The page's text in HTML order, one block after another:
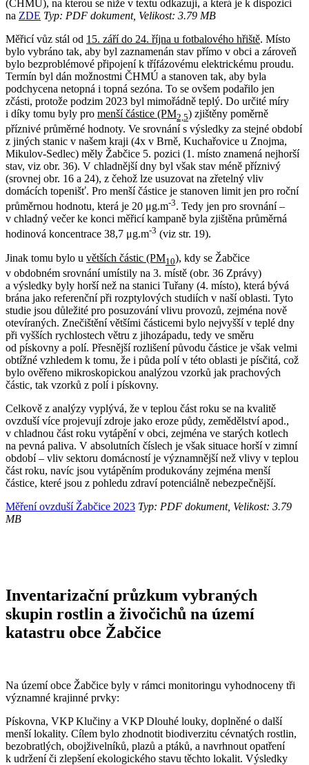
(ČHMÚ), na kterou se níže v textu odkazuji, a která je k dispozici
na ZDE Typ: PDF dokument, Velikost: 3.79 MB
Měřicí vůz stál od 15. září do 24. října u fotbalového hřiště. Místo
bylo vybráno tak, aby byl zaznamenán stav přímo v obci a zároveň
bylo bezproblémové připojení k třífázovému elektrickému proudu.
Termín byl dán možnostmi ČHMÚ a stanoven tak, aby byla
podchycena netopná i topná sezóna. To se ovšem podařilo jen
zčásti, protože podzim 2023 byl mimořádně teplý. Do určité míry
i díky tomu byly pro menší částice (PM2,5) zjištěny poměrně
příznivé průměrné hodnoty. Ve srovnání s výsledky za stejné období
z jiných stanic v našem kraji (4x v Brně, Kuchařovice u Znojma,
Mikulov-Sedlec) měly Žabčice 5. pozici (1. místo znamená nejhorší
stav, viz obr. 36). V chladnější dny byl však stav méně příznivý
(srovnej obr. 16 a 24), z čehož lze usuzovat na zřetelný vliv
domácích topenišť. Pro menší částice je stanoven limit jen pro roční
průměrnou hodnotu, která je 20 μg.m-3. Tedy jen pro srovnání –
v chladný večer ke konci měřicí kampaně byla zjištěna průměrná
hodinová koncentrace 38,7 μg.m-3 (viz str. 19).
Jinak tomu bylo u větších částic (PM10), kdy se Žabčice
v obdobném srovnání umístily na 3. místě (obr. 36 Zprávy)
a výsledky byly horší než na stanici Tuřany (4. místo), která bývá
brána jako referenční při rozptylových studiích v naší oblasti. Tyto
studie jsou důležité pro posuzování vlivu provozů, zejména nově
otevíraných. Znečištění většími částicemi bylo nejvyšší v teplé dny
při vyšších rychlostech větru z jihozápadu, tedy ve směru
od pískovny a polí. Přesnější rozlišení původu částice je však velmi
obtížné vzhledem k tomu, že i půda polí v této oblasti je písčitá, což
bylo ověřeno mikroskopickou analýzou vzorků jak prachových
částic, tak vzorků z polí i pískovny.
Celkově z analýzy vyplývá, že v teplou část roku se na kvalitě
ovzduší více projevují zdroje jako eroze půdy, zemědělství apod.,
v chladnou část roku vytápění v obci, zejména ve starých kotlech
na pevná paliva. V absolutních číslech je však situace horší v zimní
období – vliv sektoru domácností je významnější než vlivy v teplou
část roku, navíc jsou vytápěním produkovány zejména menší
částice, které jsou z pohledu zdraví potenciálně nebezpečnější.
Měření ovzduší Žabčice 2023 Typ: PDF dokument, Velikost: 3.79
MB
Inventarizační průzkum vybraných
skupin rostlin a živočichů na území
katastru obce Žabčice
Na území obce Žabčice byly v rámci monitoringu vyhodnoceny tři
významné krajinné prvky:
Pískovna, VKP Klučiny a VKP Dlouhé louky, doplněné o další
menší lokality. Cílem bylo zhodnotit biodiverzitu cévnatých rostlin,
bezobratlých, obojživelníků, plazů a ptáků, a navrhnout opatření
k udržení či zlepšení ekologického stavu těchto lokalit. Výsledky